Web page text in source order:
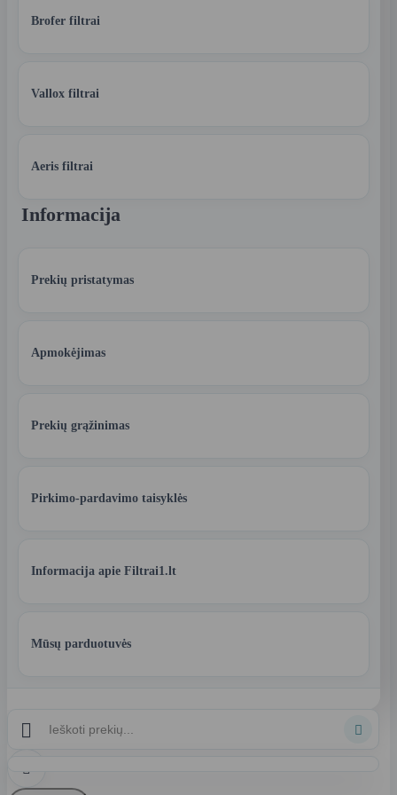
Brofer filtrai
Vallox filtrai
Aeris filtrai
Informacija
Prekių pristatymas
Apmokėjimas
Prekių grąžinimas
Pirkimo-pardavimo taisyklės
Informacija apie Filtrai1.lt
Mūsų parduotuvės
 
